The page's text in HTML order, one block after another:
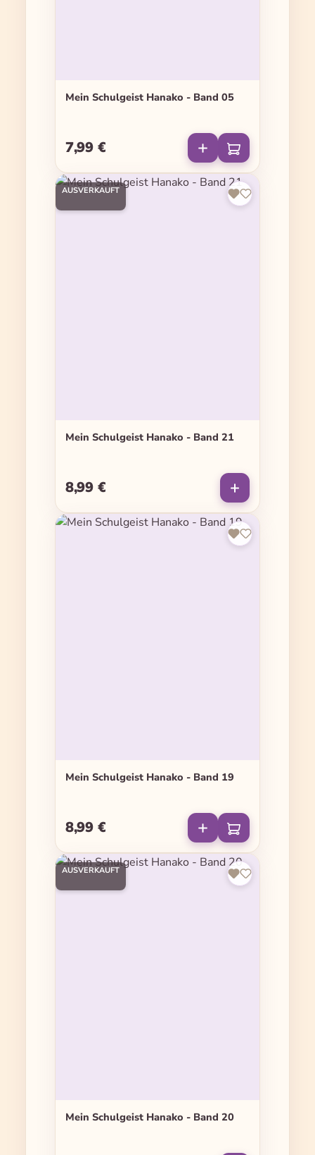
Mein Schulgeist Hanako - Band 05
Regulärer Preis:
7,99 €
AUSVERKAUFT
Mein Schulgeist Hanako - Band 21
Regulärer Preis:
8,99 €
Mein Schulgeist Hanako - Band 19
Regulärer Preis:
8,99 €
AUSVERKAUFT
Mein Schulgeist Hanako - Band 20